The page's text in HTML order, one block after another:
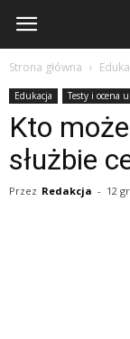
Strona główna
Edukacja Testy i ocena
Kto
służbie
Przez Redakcja - 12